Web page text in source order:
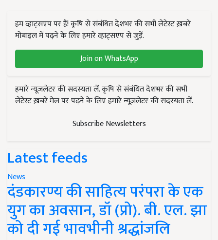
हम व्हाट्सएप पर हैं! कृषि से संबंधित देशभर की सभी लेटेस्ट ख़बरें
मोबाइल में पढ़ने के लिए हमारे व्हाट्सएप से जुड़ें.
Join on WhatsApp
हमारे न्यूज़लेटर की सदस्यता लें. कृषि से संबंधित देशभर की सभी
लेटेस्ट ख़बरें मेल पर पढ़ने के लिए हमारे न्यूज़लेटर की सदस्यता लें.
Subscribe Newsletters
Latest feeds
News
दंडकारण्य की साहित्य परंपरा के एक
युग का अवसान, डॉ (प्रो). बी. एल. झा
को दी गई भावभीनी श्रद्धांजलि